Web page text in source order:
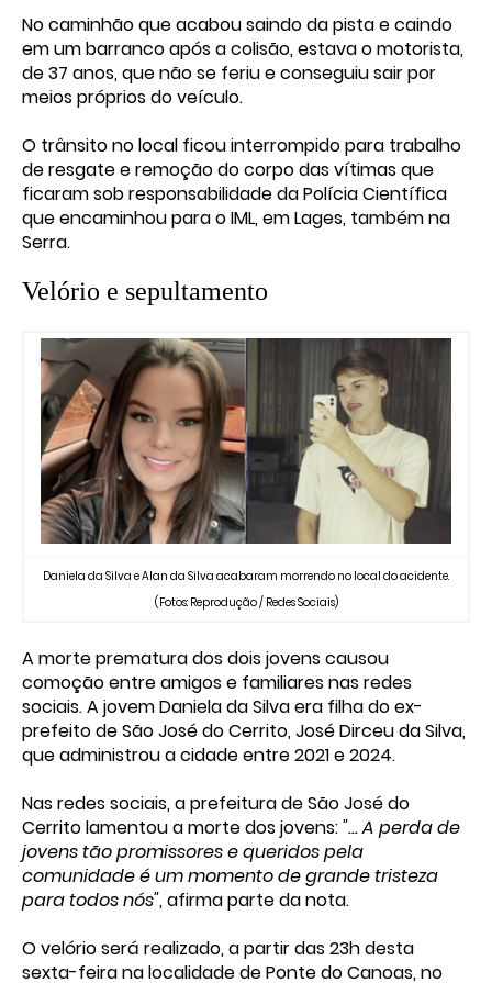
No caminhão que acabou saindo da pista e caindo
em um barranco após a colisão, estava o motorista,
de 37 anos, que não se feriu e conseguiu sair por
meios próprios do veículo.
O trânsito no local ficou interrompido para trabalho
de resgate e remoção do corpo das vítimas que
ficaram sob responsabilidade da Polícia Científica
que encaminhou para o IML, em Lages, também na
Serra.
Velório e sepultamento
Daniela da Silva e Alan da Silva acabaram morrendo no local do acidente.
(Fotos: Reprodução / Redes Sociais)
A morte prematura dos dois jovens causou
comoção entre amigos e familiares nas redes
sociais. A jovem Daniela da Silva era filha do ex-
prefeito de São José do Cerrito, José Dirceu da Silva,
que administrou a cidade entre 2021 e 2024.
Nas redes sociais, a prefeitura de São José do
Cerrito lamentou a morte dos jovens:"... A perda de
jovens tão promissores e queridos pela
comunidade é um momento de grande tristeza
para todos nós", afirma parte da nota.
O velório será realizado, a partir das 23h desta
sexta-feira na localidade de Ponte do Canoas, no